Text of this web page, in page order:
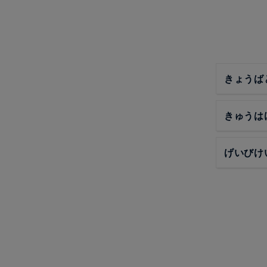
きょうば
きゅうは
げいびけ